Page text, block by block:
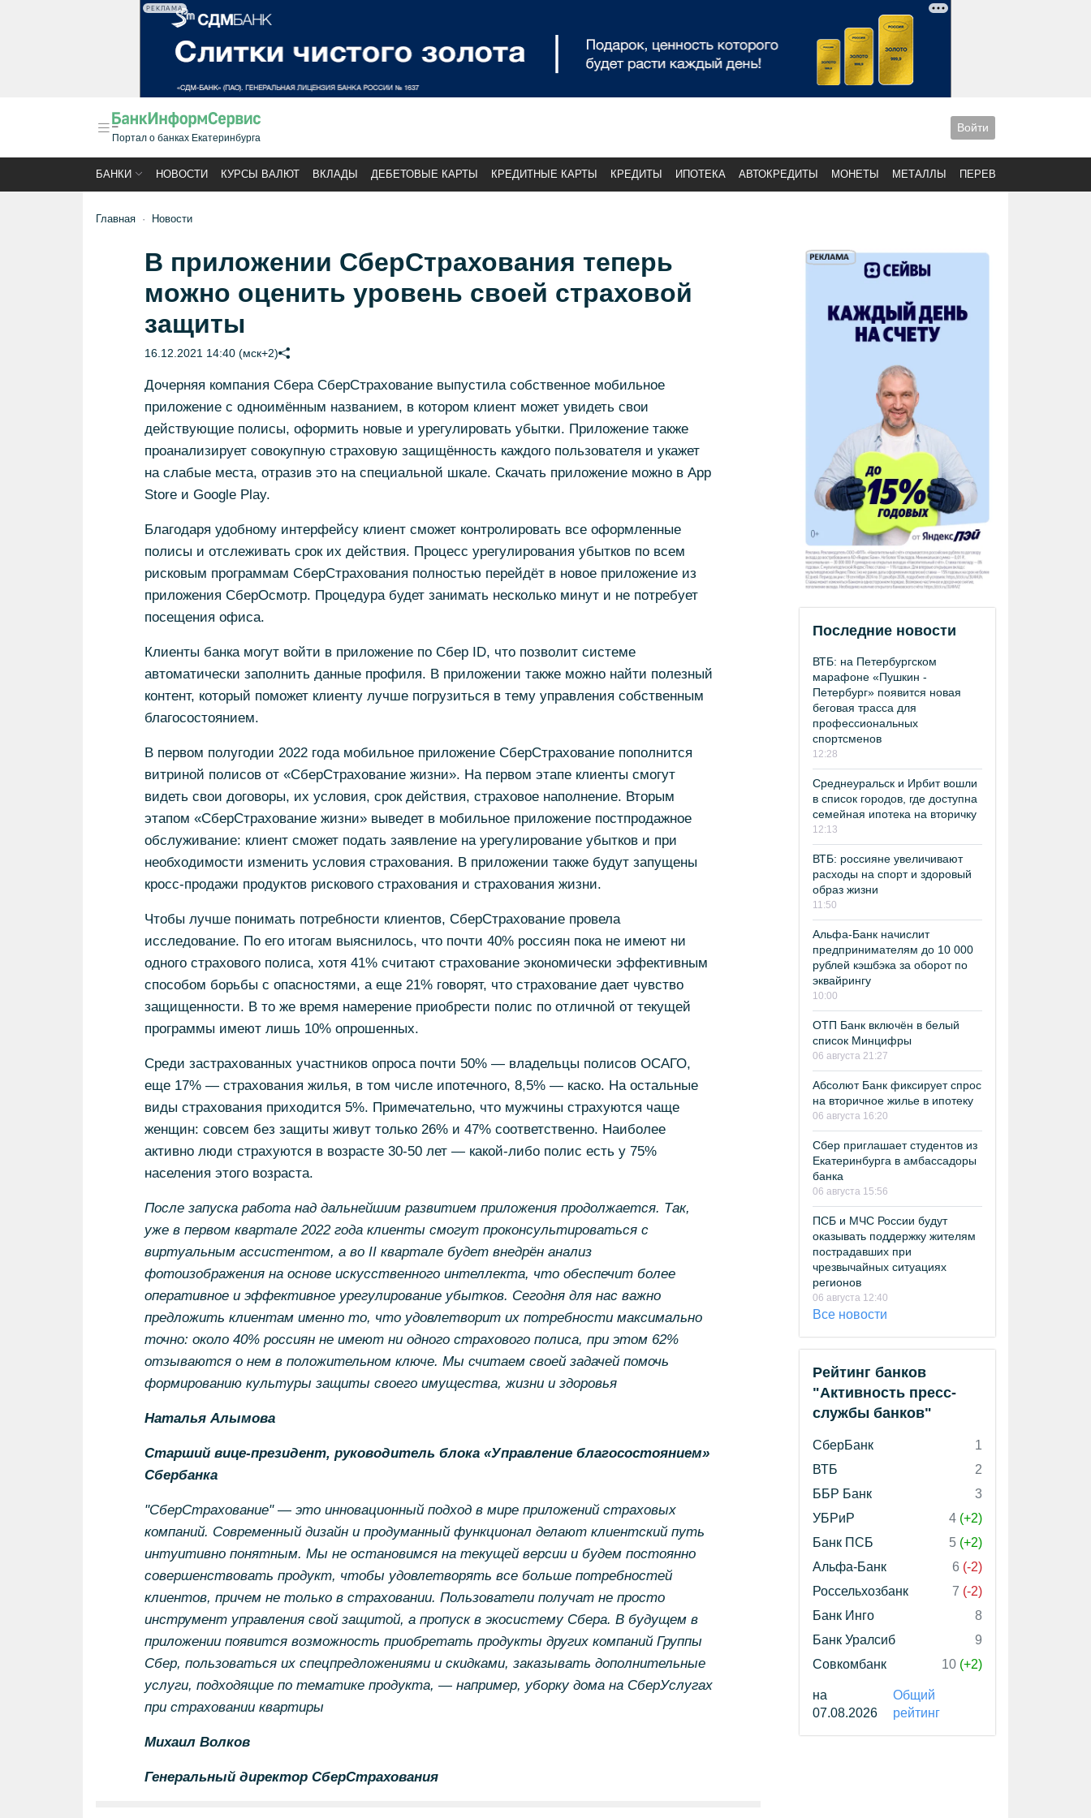
РЕКЛАМА
Портал о банках Екатеринбурга
Войти
БАНКИ НОВОСТИ КУРСЫ ВАЛЮТ ВКЛАДЫ ДЕБЕТОВЫЕ КАРТЫ КРЕДИТНЫЕ КАРТЫ КРЕДИТЫ ИПОТЕКА АВТОКРЕДИТЫ МОНЕТЫ МЕТАЛЛЫ ПЕРЕВОДЫ
Главная Новости
В приложении СберСтрахования теперь
можно оценить уровень своей страховой
защиты
16.12.2021 14:40 (мск+2)
Дочерняя компания Сбера СберСтрахование выпустила собственное мобильное
приложение с одноимённым названием, в котором клиент может увидеть свои
действующие полисы, оформить новые и урегулировать убытки. Приложение также
проанализирует совокупную страховую защищённость каждого пользователя и укажет
на слабые места, отразив это на специальной шкале. Скачать приложение можно в App
Store и Google Play.
Благодаря удобному интерфейсу клиент сможет контролировать все оформленные
полисы и отслеживать срок их действия. Процесс урегулирования убытков по всем
рисковым программам СберСтрахования полностью перейдёт в новое приложение из
приложения СберОсмотр. Процедура будет занимать несколько минут и не потребует
посещения офиса.
Клиенты банка могут войти в приложение по Сбер ID, что позволит системе
автоматически заполнить данные профиля. В приложении также можно найти полезный
контент, который поможет клиенту лучше погрузиться в тему управления собственным
благосостоянием.
В первом полугодии 2022 года мобильное приложение СберСтрахование пополнится
витриной полисов от «СберСтрахование жизни». На первом этапе клиенты смогут
видеть свои договоры, их условия, срок действия, страховое наполнение. Вторым
этапом «СберСтрахование жизни» выведет в мобильное приложение постпродажное
обслуживание: клиент сможет подать заявление на урегулирование убытков и при
необходимости изменить условия страхования. В приложении также будут запущены
кросс-продажи продуктов рискового страхования и страхования жизни.
Чтобы лучше понимать потребности клиентов, СберСтрахование провела
исследование. По его итогам выяснилось, что почти 40% россиян пока не имеют ни
одного страхового полиса, хотя 41% считают страхование экономически эффективным
способом борьбы с опасностями, а еще 21% говорят, что страхование дает чувство
защищенности. В то же время намерение приобрести полис по отличной от текущей
программы имеют лишь 10% опрошенных.
Среди застрахованных участников опроса почти 50% — владельцы полисов ОСАГО,
еще 17% — страхования жилья, в том числе ипотечного, 8,5% — каско. На остальные
виды страхования приходится 5%. Примечательно, что мужчины страхуются чаще
женщин: совсем без защиты живут только 26% и 47% соответственно. Наиболее
активно люди страхуются в возрасте 30-50 лет — какой-либо полис есть у 75%
населения этого возраста.
После запуска работа над дальнейшим развитием приложения продолжается. Так,
уже в первом квартале 2022 года клиенты смогут проконсультироваться с
виртуальным ассистентом, а во II квартале будет внедрён анализ
фотоизображения на основе искусственного интеллекта, что обеспечит более
оперативное и эффективное урегулирование убытков. Сегодня для нас важно
предложить клиентам именно то, что удовлетворит их потребности максимально
точно: около 40% россиян не имеют ни одного страхового полиса, при этом 62%
отзываются о нем в положительном ключе. Мы считаем своей задачей помочь
формированию культуры защиты своего имущества, жизни и здоровья
Наталья Алымова
Старший вице-президент, руководитель блока «Управление благосостоянием»
Сбербанка
"СберСтрахование"—это инновационный подход в мире приложений страховых
компаний. Современный дизайн и продуманный функционал делают клиентский путь
интуитивно понятным. Мы не остановимся на текущей версии и будем постоянно
совершенствовать продукт, чтобы удовлетворять все больше потребностей
клиентов, причем не только в страховании. Пользователи получат не просто
инструмент управления свой защитой, а пропуск в экосистему Сбера. В будущем в
приложении появится возможность приобретать продукты других компаний Группы
Сбер, пользоваться их спецпредложениями и скидками, заказывать дополнительные
услуги, подходящие по тематике продукта, — например, уборку дома на СберУслугах
при страховании квартиры
Михаил Волков
Генеральный директор СберСтрахования
Последние новости
ВТБ: на Петербургском
марафоне «Пушкин -
Петербург» появится новая
беговая трасса для
профессиональных
спортсменов
12:28
Среднеуральск и Ирбит вошли
в список городов, где доступна
семейная ипотека на вторичку
12:13
ВТБ: россияне увеличивают
расходы на спорт и здоровый
образ жизни
11:50
Альфа-Банк начислит
предпринимателям до 10 000
рублей кэшбэка за оборот по
эквайрингу
10:00
ОТП Банк включён в белый
список Минцифры
06 августа 21:27
Абсолют Банк фиксирует спрос
на вторичное жилье в ипотеку
06 августа 16:20
Сбер приглашает студентов из
Екатеринбурга в амбассадоры
банка
06 августа 15:56
ПСБ и МЧС России будут
оказывать поддержку жителям
пострадавших при
чрезвычайных ситуациях
регионов
06 августа 12:40
Все новости
Рейтинг банков
"Активность пресс-
службы банков"
СберБанк
1
ВТБ
2
ББР Банк
3
УБРиР
4 (+2)
Банк ПСБ
5 (+2)
Альфа-Банк
6 (-2)
Россельхозбанк
7 (-2)
Банк Инго
8
Банк Уралсиб
9
Совкомбанк
10 (+2)
на
07.08.2026
Общий
рейтинг